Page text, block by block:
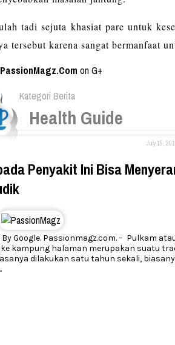
tadi sejuta khasiat pare untuk
tersebut karena sangat bermanfaat
PassionMagz.Com on G+
Kategori Berita
Health Guide
July 15,
Penyakit Ini Bisa
Google. Passionmagz.com. – Pulkam
kampung halaman merupakan suatu
dilakukan satu tahun sekali,